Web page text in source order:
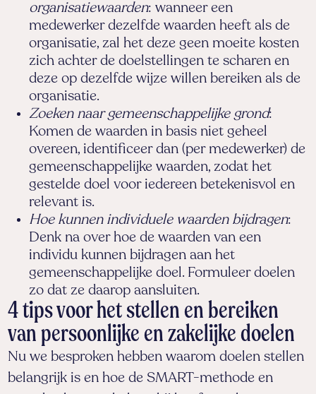
organisatiewaarden: wanneer een
medewerker dezelfde waarden heeft als de
organisatie, zal het deze geen moeite kosten
zich achter de doelstellingen te scharen en
deze op dezelfde wijze willen bereiken als de
organisatie.
Zoeken naar gemeenschappelijke grond:
Komen de waarden in basis niet geheel
overeen, identificeer dan (per medewerker) de
gemeenschappelijke waarden, zodat het
gestelde doel voor iedereen betekenisvol en
relevant is.
Hoe kunnen individuele waarden bijdragen:
Denk na over hoe de waarden van een
individu kunnen bijdragen aan het
gemeenschappelijke doel. Formuleer doelen
zo dat ze daarop aansluiten.
4 tips voor het stellen en bereiken
van persoonlijke en zakelijke doelen
Nu we besproken hebben waarom doelen stellen
belangrijk is en hoe de SMART-methode en